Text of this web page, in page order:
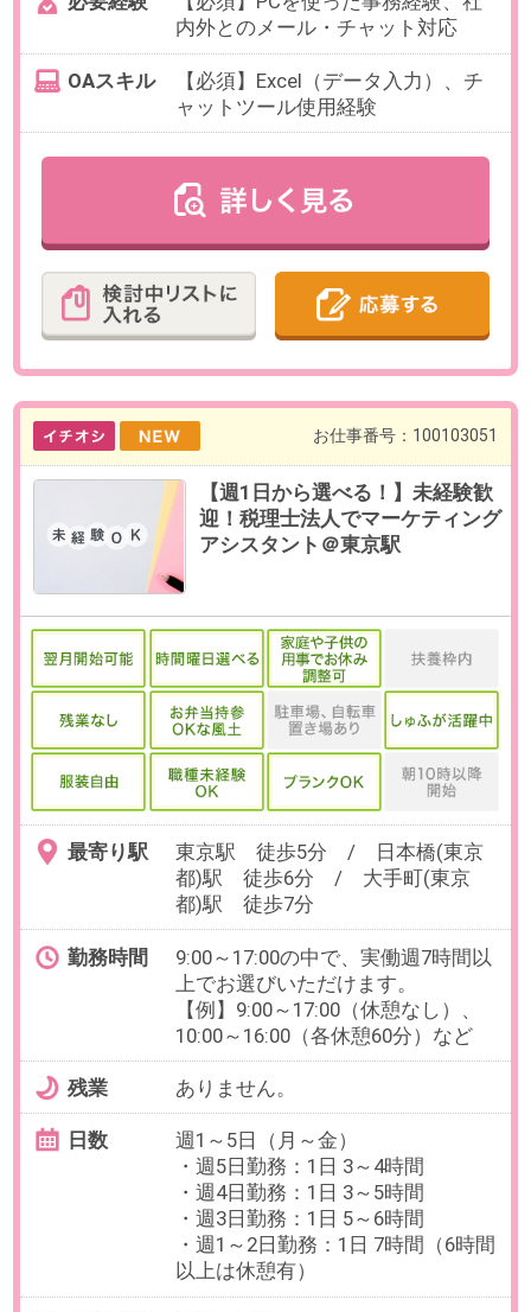
【横浜エリアでお探しの方に】週
3×時短のかんたんデータ入力＠横
駅 バス30分
勤務時間
9:30～16:00の間で4時間半以上でお
選びいただけます。
9:30～15:00（休憩60分）など
残業 なし
日数
週3日（月～金）
※曜日はお選びいただけます。
即日～長期
※9月開始の相談可能
時給1,700円(交通費全額支給)
必要経験
【必須】データ入力の経験（タッ
チタイピングができる方）
OAスキル
【必須】Excel（簡単なデータ入
力）
完全在宅【週2～5×4h】コミュニ
ケーション力活かせる/オンライ
ンスクール面談
田町(東京都)駅 徒歩5分 / 三田
(東京都)駅 徒歩8分
平日：8:30～12:30（休憩なし）
土日祝：時間指定はございません